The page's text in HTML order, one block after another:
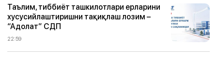
Таълим, тиббиёт ташкилотлари ерларини
хусусийлаштиришни тақиқлаш лозим –
“Адолат” СДП
22:59